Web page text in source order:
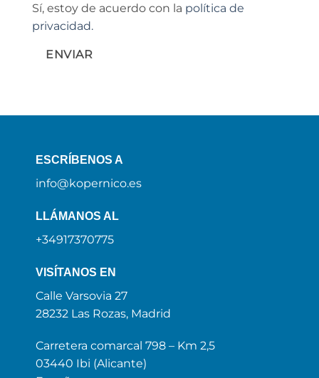
Sí, estoy de acuerdo con la política de
privacidad.
ENVIAR
ESCRÍBENOS A
info@kopernico.es
LLÁMANOS AL
+34917370775
VISÍTANOS EN
Calle Varsovia 27
28232 Las Rozas, Madrid
Carretera comarcal 798 – Km 2,5
03440 Ibi (Alicante)